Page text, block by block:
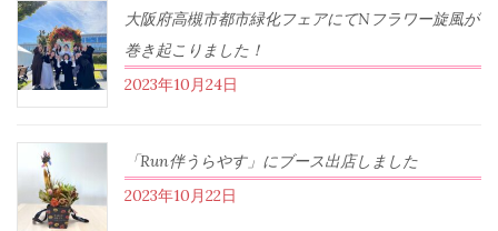
大阪府高槻市都市緑化フェアにてNフラワー旋風が
巻き起こりました！
2023年10月24日
「Run伴うらやす」にブース出店しました
2023年10月22日